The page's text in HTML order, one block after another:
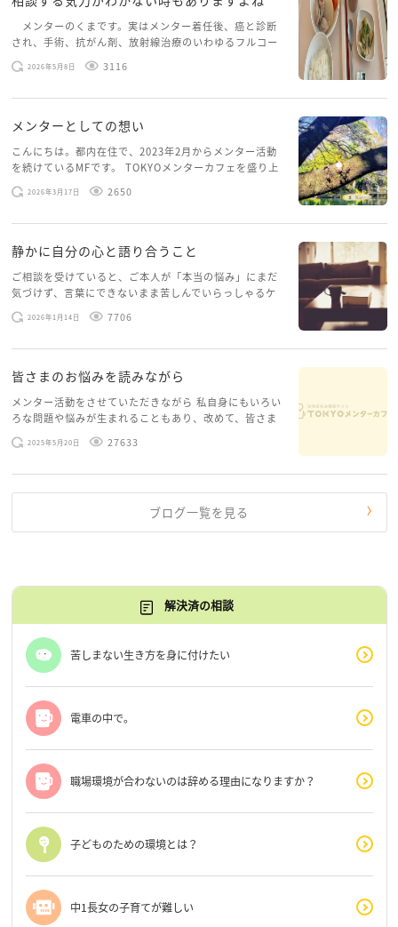
メンターのくまです。実はメンター着任後、癌と診断
され、手術、抗がん剤、放射線治療のいわゆるフルコー
スを体験していて、しばらくメンターカフェに来られて
いませんでした。体力だけでなく、気力も落ちパソコン
2026年5月8日 3116
メンターとしての想い
こんにちは。都内在住で、2023年2月からメンター活動
を続けているMFです。 TOKYOメンターカフェを盛り上
げたいという想いから、勇気を出して初めてブログを投
稿してみようと思います。少し自分のことを書いてみま
2026年3月17日 2650
静かに自分の心と語り合うこと
ご相談を受けていると、ご本人が「本当の悩み」にまだ
気づけず、言葉にできないまま苦しんでいらっしゃるケ
ースがありますお悩みというのは、心の深いところ（深
層心理）に触れることで、まったく違う角度から解決の
2026年1月14日 7706
皆さまのお悩みを読みながら
メンター活動をさせていただきながら 私自身にもいろい
ろな問題や悩みが生まれることもあり、改めて、皆さま
のお悩みを読みながら 「みんな、もがいてる。わたし
だけじゃないんだな」と、逆に励まされるような日々で
2025年5月20日 27633
ブログ一覧を見る
解決済の相談
苦しまない生き方を身に付けたい
電車の中で。
職場環境が合わないのは辞める理由になりますか？
子どものための環境とは？
中1長女の子育てが難しい